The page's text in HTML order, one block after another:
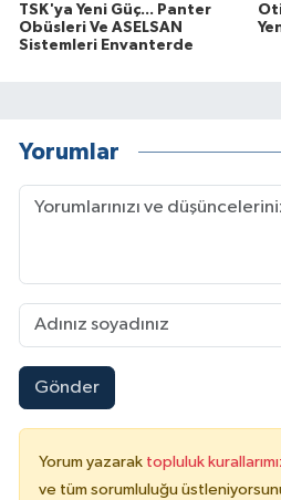
TSK'ya Yeni Güç... Panter
Obüsleri Ve ASELSAN
Sistemleri Envanterde
Yorumlar
Gönder
Yorum yazarak topluluk
ve tüm sorumluluğu